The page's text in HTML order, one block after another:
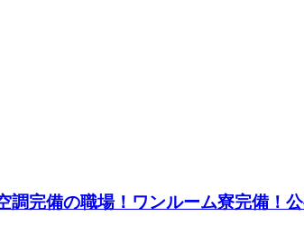
完備の職場！ワンルーム寮完備！